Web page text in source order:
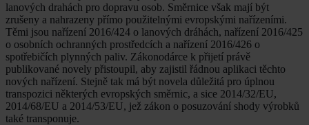
lanových drahách pro dopravu osob. Směrnice však mají být
zrušeny a nahrazeny přímo použitelnými evropskými nařízeními.
Těmi jsou nařízení 2016/424 o lanových dráhách, nařízení 2016/425
o osobních ochranných prostředcích a nařízení 2016/426 o
spotřebičích plynných paliv. Zákonodárce k přijetí právě
publikované novely přistoupil, aby zajistil řádnou aplikaci těchto
nových nařízení. Stejně tak má být novela důležitá pro úplnou
transpozici některých evropských směrnic, a sice 2014/32/EU,
2014/68/EU a 2014/53/EU, jež zákon o posuzování shody výrobků
také transponuje.